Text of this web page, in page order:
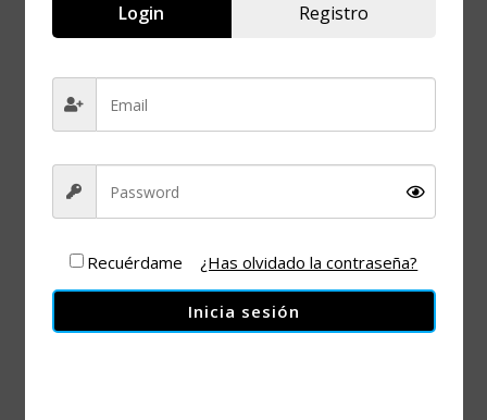
Desarrollo visual
¿Cuándo y a
quién revisar?
Login Registro
Recuérdame ¿Has olvidado la contraseña?
Inicia sesión